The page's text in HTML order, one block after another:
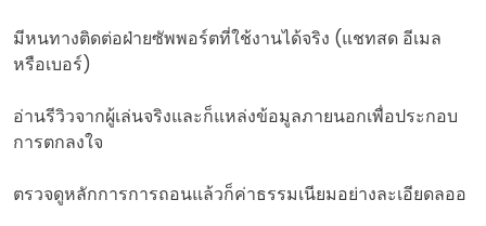
มีหนทางติดต่อฝ่ายซัพพอร์ตที่ใช้งานได้จริง (แชทสด อีเมล
หรือเบอร์)
อ่านรีวิวจากผู้เล่นจริงและก็แหล่งข้อมูลภายนอกเพื่อประกอบ
การตกลงใจ
ตรวจดูหลักการการถอนแล้วก็ค่าธรรมเนียมอย่างละเอียดลออ